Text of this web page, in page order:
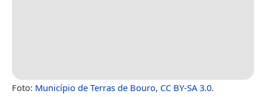
Foto: Município de Terras de Bouro, CC BY-SA 3.0.